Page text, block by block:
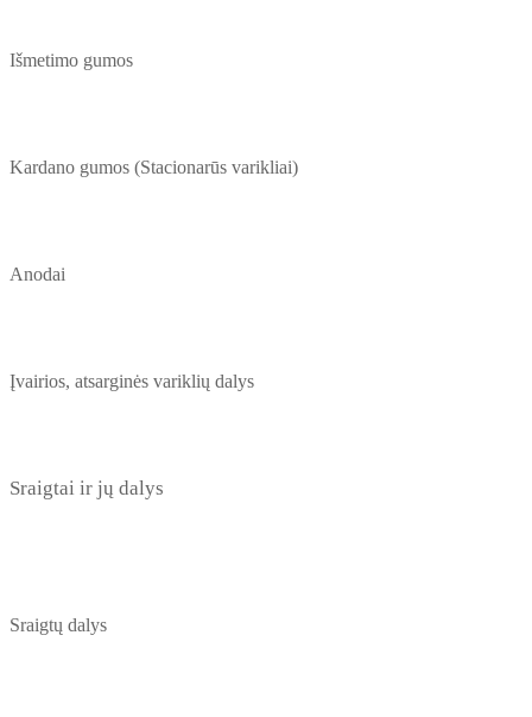
Išmetimo gumos
Kardano gumos (Stacionarūs varikliai)
Anodai
Įvairios, atsarginės variklių dalys
Sraigtai ir jų dalys
Sraigtų dalys